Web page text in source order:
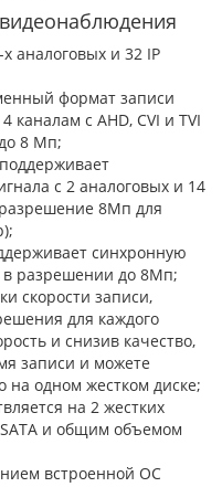
аналоговых и 32 IP
формат записи
каналам c AHD, CVI и TVI
8 Мп;
с 2 аналоговых и 14
8Мп для
синхронную
в разрешении до 8Мп;
скорости записи,
для каждого
и снизив качество,
записи и можете
на одном жестком диске;
на 2 жестких
и общим объемом
встроенной ОС